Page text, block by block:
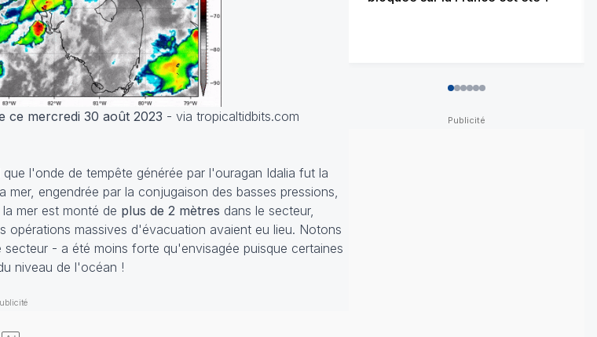
ce mercredi 30 août 2023 - via tropicaltidbits.com
l'onde de tempête générée par l'ouragan Idalia fut la
engendrée par la conjugaison des basses pressions,
mer est monté de plus de 2 mètres dans le secteur,
opérations massives d'évacuation avaient eu lieu. Notons
- a été moins forte qu'envisagée puisque certaines
niveau de l'océan !
012345